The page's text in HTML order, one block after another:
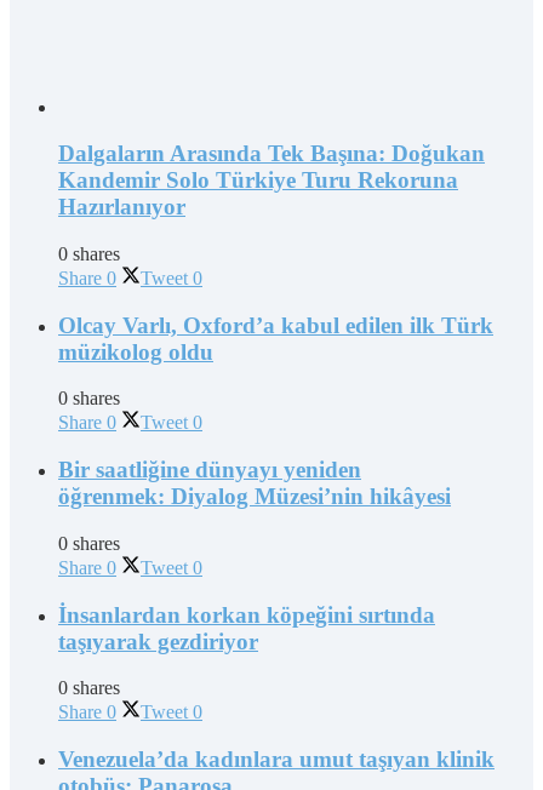
Dalgaların Arasında Tek Başına: Doğukan
Kandemir Solo Türkiye Turu Rekoruna
Hazırlanıyor
0 shares
Share 0 Tweet 0
Olcay Varlı, Oxford’a kabul edilen ilk Türk
müzikolog oldu
0 shares
Share 0 Tweet 0
Bir saatliğine dünyayı yeniden
öğrenmek: Diyalog Müzesi’nin hikâyesi
0 shares
Share 0 Tweet 0
İnsanlardan korkan köpeğini sırtında
taşıyarak gezdiriyor
0 shares
Share 0 Tweet 0
Venezuela’da kadınlara umut taşıyan klinik